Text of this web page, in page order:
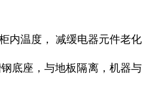
内温度， 减缓电器元件老化
底座，与地板隔离，机器与